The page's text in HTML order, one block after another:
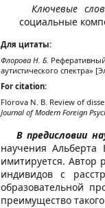
Ключевые
социальные
Для цитаты:
Флорова Н. Б.
аутистического спектра»
For citation:
Florova N. B. Review of
Journal of Modern Foreign
В предисловии
научения
имитируется. Автор
индивидов с
образовательной
преимущество